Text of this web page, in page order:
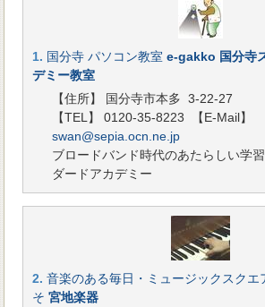
1. 国分寺 パソコン教室 e-gakko 国分寺
デミー教室
【住所】 国分寺市本多 3-22-27
【TEL】 0120-35-8223
【E-Mail】
swan@sepia.ocn.ne.jp
ブロードバンド時代のあたらしい学
ダードアカデミー
2. 音楽のある毎日・ミュージックスクエ
そ 宮地楽器